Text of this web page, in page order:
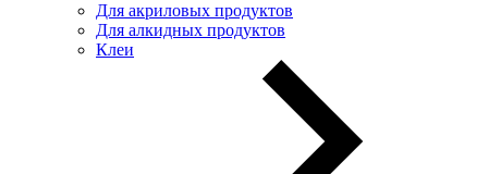
Для акриловых продуктов
Для алкидных продуктов
Клеи